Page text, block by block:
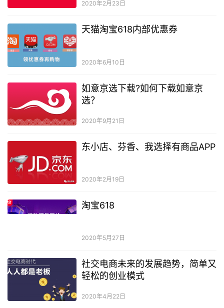
2020年2月23日
天猫淘宝618内部优惠券
2020年6月10日
如意京选下载?如何下载如意京
选？
2020年9月21日
东小店、芬香、我选择有商品APP
2020年2月19日
淘宝618
2020年5月27日
社交电商未来的发展趋势，简单又
轻松的创业模式
2020年4月22日